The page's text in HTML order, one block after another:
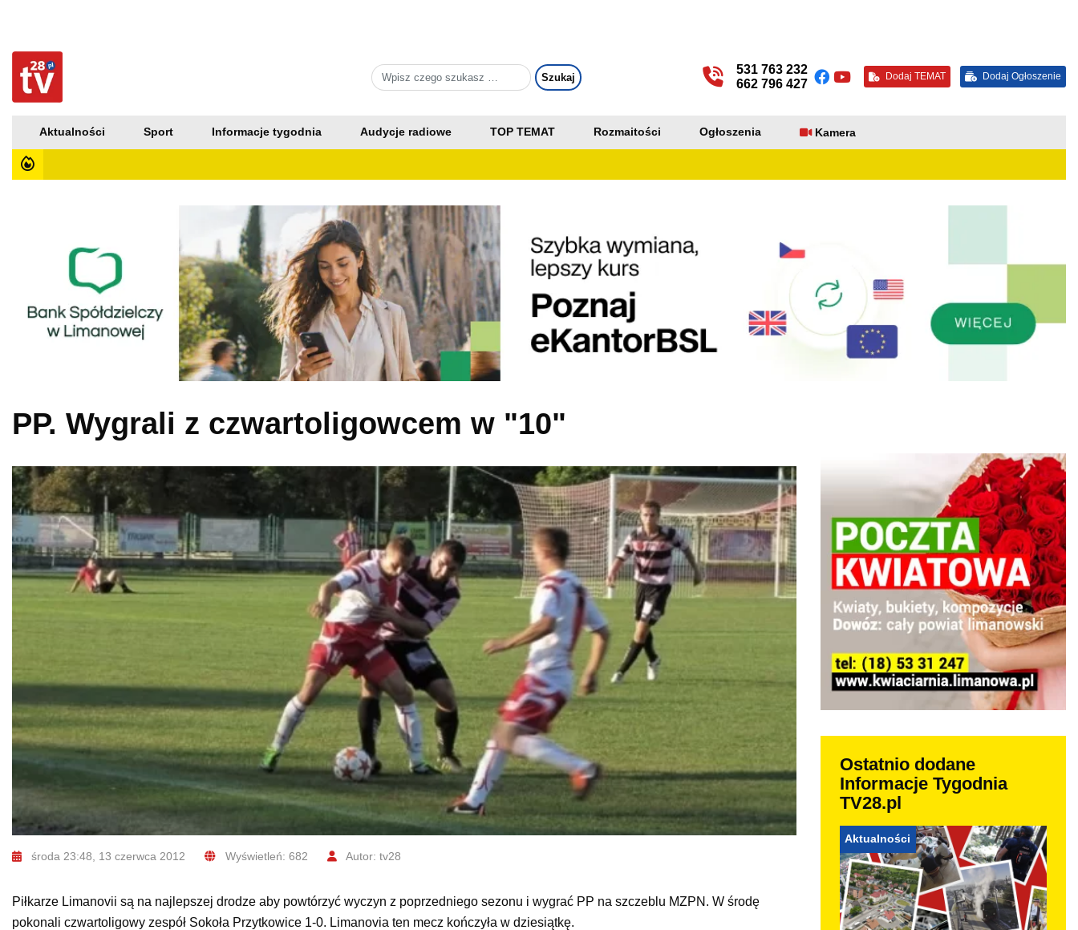
531 763 232
662 796 427
Dodaj TEMAT Dodaj Ogłoszenie
Aktualności Sport Informacje tygodnia Audycje radiowe TOP TEMAT Rozmaitości Ogłoszenia Kamera
PP. Wygrali z czwartoligowcem w "10"
środa 23:48, 13 czerwca 2012 Wyświetleń: 682 Autor: tv28
Piłkarze Limanovii są na najlepszej drodze aby powtórzyć wyczyn z poprzedniego sezonu i wygrać PP na szczeblu MZPN. W środę
pokonali czwartoligowy zespół Sokoła Przytkowice 1-0. Limanovia ten mecz kończyła w dziesiątkę.
Ostatnio dodane
Informacje Tygodnia
TV28.pl
Aktualności